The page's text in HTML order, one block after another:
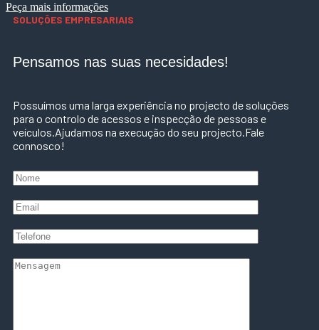
Peça mais informações
SOLUÇÕES EMPRESARIAIS
Pensamos nas suas necesidades!
Possuímos uma larga experiência no projecto de soluções
para o controlo de acessos e inspecção de pessoas e
veículos.Ajudamos na execução do seu projecto.Fale
connosco!